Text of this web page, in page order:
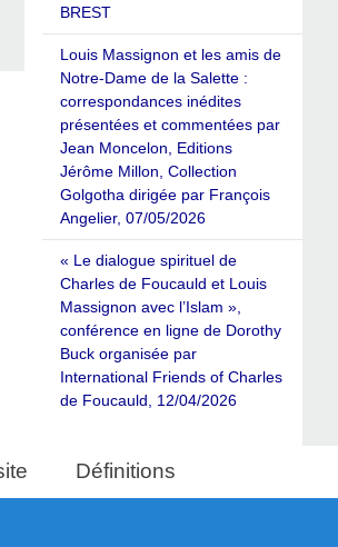
BREST
Louis Massignon et les amis de
Notre-Dame de la Salette :
correspondances inédites
présentées et commentées par
Jean Moncelon, Editions
Jérôme Millon, Collection
Golgotha dirigée par François
Angelier, 07/05/2026
« Le dialogue spirituel de
Charles de Foucauld et Louis
Massignon avec l’Islam »,
conférence en ligne de Dorothy
Buck organisée par
International Friends of Charles
de Foucauld, 12/04/2026
Définitions